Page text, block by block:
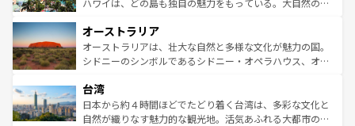
部のニューオーリンズでは、音楽と美食が融合した独特の
文化が魅力。旅行者はアメリカの各地域で異なる魅力を楽
しみながら、その多様性と豊かな歴史を感じることができ
ならではの贅沢な旅のスタイルだ。 なお、新着のアメリカ
情報はコンテンツ一覧を参照してほしい。
ハワイは、どの島も独自の魅力をもっている。大自然の神
ワイ島は見逃せない。また、定番の観光地といえばオアフ
島だが、静かな自然を求めるならマウイ島やカウアイ島が
おすすめ。エメラルドグリーンに輝く海をはじめ、豊かな
れるおもてなしの心で訪れる人々を迎えてくれるハワイの
人々、おいしいローカルフードやハワイアンミュージッ
ク、伝統的なフラダンスなど、すべてがハワイの魅力を彩
オーストラリア
オーストラリアは、壮大な自然と多様な文化が魅力の国。
シドニーのシンボルであるシドニー・オペラハウス、オー
リアリーフや大陸中央部にそびえるウルル（エアーズロッ
ク）、タスマニアの美しい原生林やケアンズの熱帯雨林な
ど、見どころがたくさん。また、カフェやワイン、オージ
台湾
日本から約４時間ほどでたどり着く台湾は、多彩な文化と
自然が織りなす魅力的な観光地。活気あふれる大都市の台